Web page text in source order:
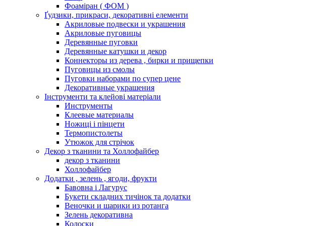
Фоаміран ( ФОМ )
Ґудзики, прикраси, декоративні елементи
Акриловые подвески и украшения
Акриловые пуговицы
Деревянные пуговки
Деревянные катушки и декор
Коннекторы из дерева , бирки и прищепки
Пуговицы из смолы
Пуговки наборами по супер цене
Декоративные украшения
Інструменти та клейові матеріали
Инструменты
Клеевые материалы
Ножиці і пінцети
Термопистолеты
Утюжок для стрічок
Декор з тканини та Холлофайбер
декор з тканини
Холлофайбер
Додатки , зелень , ягоди, фрукти
Бавовна і Лагурус
Букети складних тичінок та додатки
Веночки и шарики из ротанга
Зелень декоративна
Колоски